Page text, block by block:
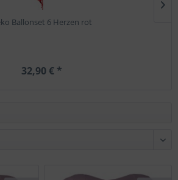
Ballonset 6 Herzen rot
32,90 € *